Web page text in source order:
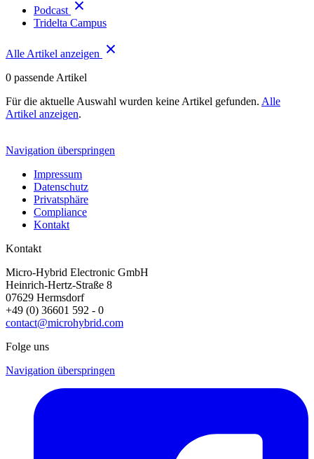
Podcast
Tridelta Campus
Alle Artikel anzeigen
0 passende Artikel
Für die aktuelle Auswahl wurden keine Artikel gefunden. Alle
Artikel anzeigen.
Navigation überspringen
Impressum
Datenschutz
Privatsphäre
Compliance
Kontakt
Kontakt
Micro-Hybrid Electronic GmbH
Heinrich-Hertz-Straße 8
07629 Hermsdorf
+49 (0) 36601 592 - 0
contact@microhybrid.com
Folge uns
Navigation überspringen